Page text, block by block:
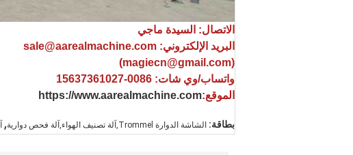
الاتصال: السيدة ماجي
البريد الإلكتروني: sale@aarealmachine.com
(magiecn@gmail.com)
واتساب/وي شات: 0086-15637361027
الموقع:https://www.aarealmachine.com
بطاقة: الشاشة الدوارة Trommel,آلة تصنيف الهواء,آلة فحص دوارية ,